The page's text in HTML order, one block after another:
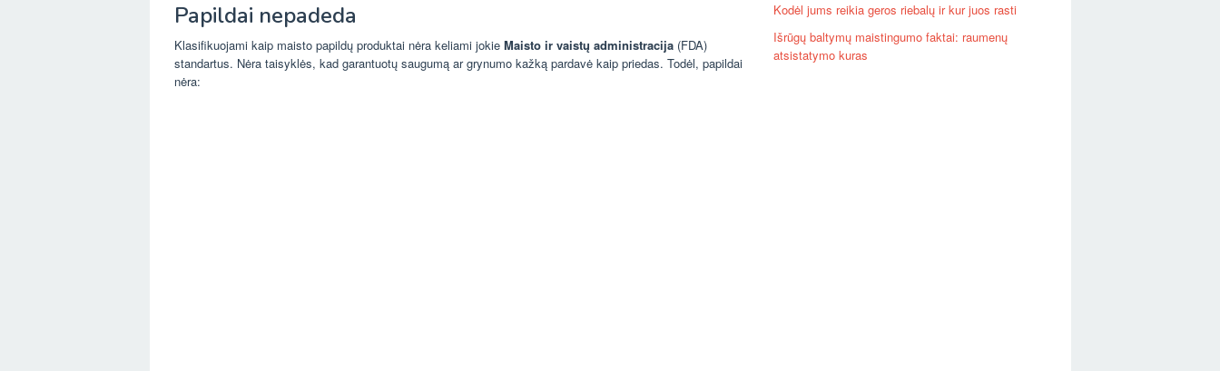
Papildai nepadeda
Klasifikuojami kaip maisto papildų produktai nėra keliami jokie Maisto ir vaistų administracija (FDA)
standartus. Nėra taisyklės, kad garantuotų saugumą ar grynumo kažką pardavė kaip priedas. Todėl, papildai
nėra:
Kodėl jums reikia geros riebalų ir kur juos rasti
Išrūgų baltymų maistingumo faktai: raumenų
atsistatymo kuras